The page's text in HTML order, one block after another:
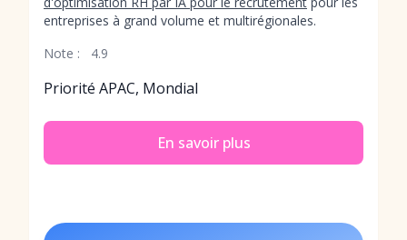
entreprises à grand volume et multirégionales.
Note :
4.9
Priorité APAC, Mondial
En savoir plus